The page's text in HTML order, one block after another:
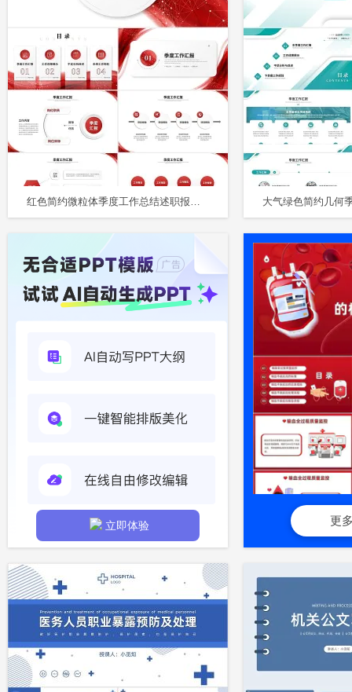
红色简约微粒体季度工作总结述职报告工作汇报PPT模板
立即体验 更